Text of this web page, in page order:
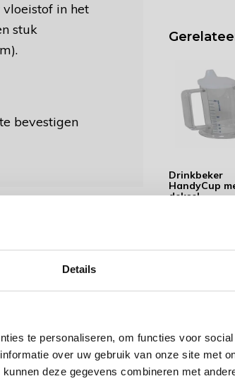
Details
te personaliseren, om functies voor
over uw gebruik van onze site met
deze gegevens combineren met
uitverkocht!
u een email als we dit artikel
op voorraad hebben
*
in het
stuk
bevestigen
Drinkbeker
HandyCup
deksel